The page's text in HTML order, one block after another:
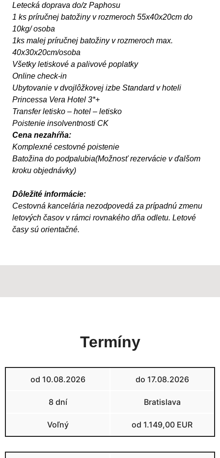
Letecká doprava do/z Paphosu
1 ks príručnej batožiny v rozmeroch 55x40x20cm do
10kg/ osoba
1ks malej príručnej batožiny v rozmeroch max.
40x30x20cm/osoba
Všetky letiskové a palivové poplatky
Online check-in
Ubytovanie v dvojlôžkovej izbe Standard v hoteli
Princessa Vera Hotel 3*+
Transfer letisko – hotel – letisko
Poistenie insolventnosti CK
Cena nezahŕňa:
Komplexné cestovné poistenie
Batožina do podpalubia(Možnosť rezervácie v ďalšom
kroku objednávky)
Dôležité informácie:
Cestovná kancelária nezodpovedá za prípadnú zmenu
letových časov v rámci rovnakého dňa odletu. Letové
časy sú orientačné.
Termíny
od 10.08.2026 do 17.08.2026
8 dní Bratislava
Voľný od 1.149,00 EUR